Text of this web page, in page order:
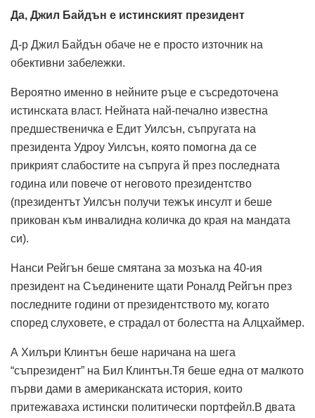
Да, Джил Байдън е истинският президент
Д-р Джил Байдън обаче не е просто източник на
обективни забележки.
Вероятно именно в нейните ръце е съсредоточена
истинската власт. Нейната най-печално известна
предшественичка е Едит Уилсън, съпругата на
президента Удроу Уилсън, която помогна да се
прикрият слабостите на съпруга й през последната
година или повече от неговото президентство
(президентът Уилсън получи тежък инсулт и беше
прикован към инвалидна количка до края на мандата
си).
Нанси Рейгън беше смятана за мозъка на 40-ия
президент на Съединените щати Роналд Рейгън през
последните години от президентството му, когато
според слуховете, е страдал от болестта на Алцхаймер.
А Хилъри Клинтън беше наричана на шега
“съпрезидент” на Бил Клинтън.Тя беше една от малкото
първи дами в американската история, които
притежаваха истински политически портфейл.В двата